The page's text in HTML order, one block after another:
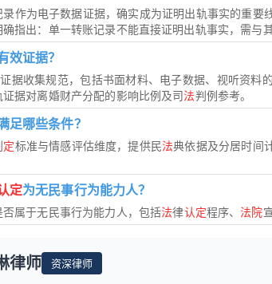
作为电子数据证据，确实成为证明出轨事实的重要
确指出：单一转账记录不能直接证明出轨事实，需与
效证据？
据收集规范，包括书面材料、电子数据、视听资料
据对离婚财产分配的影响比例及司法判例参考。
足哪些条件？
定标准与情感评估维度，提供民法典依据及分居时间
定为无民事行为能力人？
属于无民事行为能力人，包括法律认定程序、 法院
律师 资深律师